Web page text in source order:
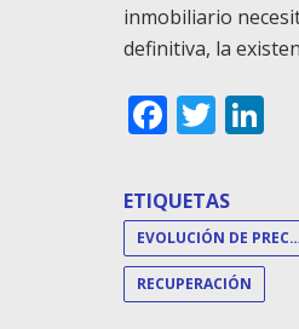
inmobiliario
definitiva, la
ETIQUETAS
EVOLUCIÓN DE PRECIOS
RECUPERACIÓN